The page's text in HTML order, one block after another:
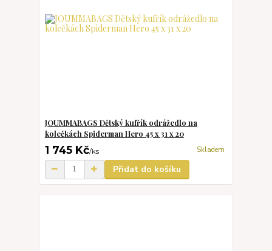
JOUMMABAGS Dětský kufřík odrážedlo na
kolečkách Spiderman Hero 45 x 31 x 20
1 745 Kč/ks Skladem
Přidat do košíku